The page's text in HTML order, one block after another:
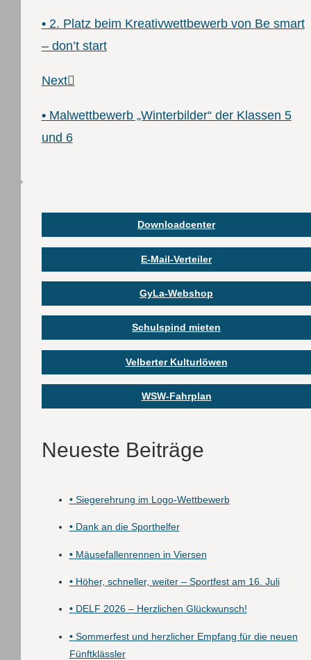
•2. Platz beim Kreativwettbewerb von Be smart
– don’t start
Next
•Malwettbewerb „Winterbilder“ der Klassen 5
und 6
Downloadcenter
E-Mail-Verteiler
GyLa-Webshop
Schulspind mieten
Velberter Kulturlöwen
WSW-Fahrplan
Neueste Beiträge
•Siegerehrung im Logo-Wettbewerb
•Dank an die Sporthelfer
•Mäusefallenrennen in Viersen
•Höher, schneller, weiter – Sportfest am 16. Juli
•DELF 2026 – Herzlichen Glückwunsch!
•Sommerfest und herzlicher Empfang für die neuen
Fünftklässler